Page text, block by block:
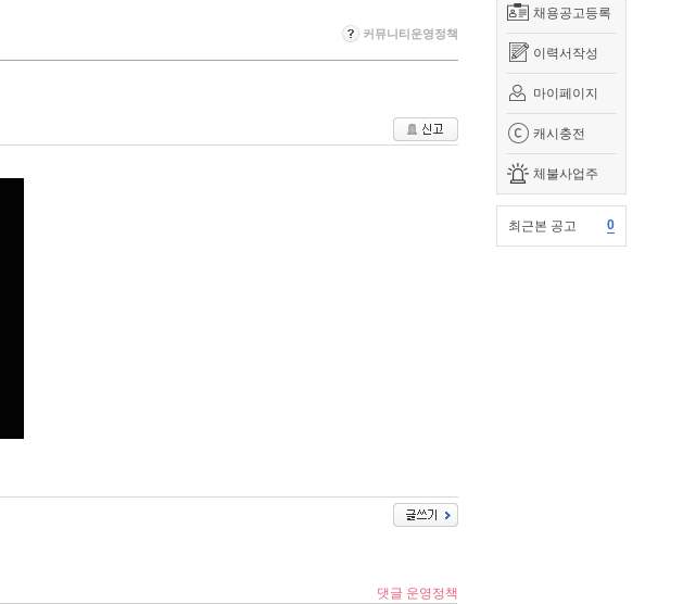
채용공고등록
이력서작성
마이페이지
캐시충전
체불사업주
최근본 공고 0
커뮤니티운영정책